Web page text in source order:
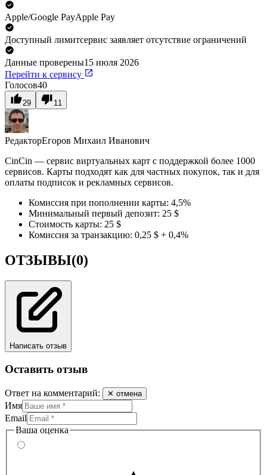
Apple/Google PayApple Pay
Доступный лимитсервис заявляет отсутствие ограничений
Данные проверены15 июля 2026
Перейти к сервису
Голосов40
29 11
РедакторЕгоров Михаил Иванович
CinCin — сервис виртуальных карт с поддержкой более 1000
сервисов. Карты подходят как для частных покупок, так и для
оплаты подписок и рекламных сервисов.
Комиссия при пополнении карты: 4,5%
Минимальный первый депозит: 25 $
Стоимость карты: 25 $
Комиссия за транзакцию: 0,25 $ + 0,4%
ОТЗЫВЫ(0)
Написать отзыв
Оставить отзыв
Ответ на комментарий: ✕ отмена
Имя
Email
Ваша оценка